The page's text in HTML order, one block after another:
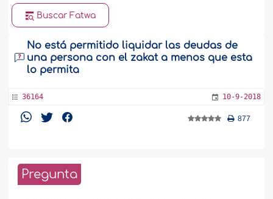
Buscar Fatwa
No está permitido liquidar las deudas de
una persona con el zakat a menos que esta
lo permita
36164 10-9-2018
877
Pregunta